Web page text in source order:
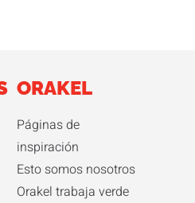
ORAKEL
Páginas de
inspiración
Esto somos nosotros
Orakel trabaja verde